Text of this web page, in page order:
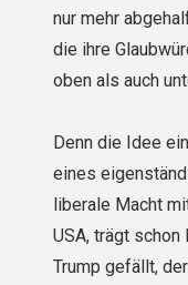
nur mehr
die ihre
oben als auch
Denn die Idee
eines
liberale Macht
USA, trägt schon
Trump gefällt,